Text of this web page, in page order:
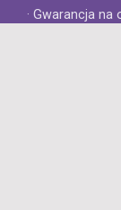
· Gwarancja na